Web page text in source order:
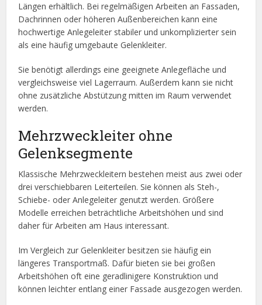
Längen erhältlich. Bei regelmäßigen Arbeiten an Fassaden,
Dachrinnen oder höheren Außenbereichen kann eine
hochwertige Anlegeleiter stabiler und unkomplizierter sein
als eine häufig umgebaute Gelenkleiter.
Sie benötigt allerdings eine geeignete Anlegefläche und
vergleichsweise viel Lagerraum. Außerdem kann sie nicht
ohne zusätzliche Abstützung mitten im Raum verwendet
werden.
Mehrzweckleiter ohne
Gelenksegmente
Klassische Mehrzweckleitern bestehen meist aus zwei oder
drei verschiebbaren Leiterteilen. Sie können als Steh-,
Schiebe- oder Anlegeleiter genutzt werden. Größere
Modelle erreichen beträchtliche Arbeitshöhen und sind
daher für Arbeiten am Haus interessant.
Im Vergleich zur Gelenkleiter besitzen sie häufig ein
längeres Transportmaß. Dafür bieten sie bei großen
Arbeitshöhen oft eine geradlinigere Konstruktion und
können leichter entlang einer Fassade ausgezogen werden.